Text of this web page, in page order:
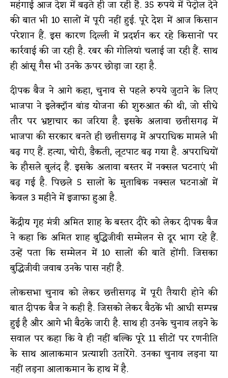
महंगाई आज देश में बढ़ते ही जा रही है. 35 रुपये में पेट्रोल देने
की बात भी 10 सालों में पूरी नहीं हुई. पूरे देश में आज किसान
परेशान हैं. इस कारण दिल्ली में प्रदर्शन कर रहे किसानों पर
कार्रवाई की जा रही है. रबर की गोलियां चलाई जा रही हैं. साथ
ही आंसू गैस भी उनके ऊपर छोड़ा जा रहा है.
दीपक बैज ने आगे कहा, चुनाव से पहले रुपये जुटाने के लिए
भाजपा ने इलेक्ट्रॉन बांड योजना की शुरुआत की थी, जो सीधे
तौर पर भ्रष्टाचार का जरिया है. इसके अलावा छत्तीसगढ़ में
भाजपा की सरकार बनते ही छत्तीसगढ़ में अपराधिक मामले भी
बढ़ गए हैं. हत्या, चोरी, डैकती, लूटपाट बढ़ गया है. अपराधियों
के हौसले बुलंद हैं. इसके अलावा बस्तर में नक्सल घटनाएं भी
बढ़ गई है. पिछले 5 सालों के मुताबिक नक्सल घटनाओं में
केवल 3 महीने में इजाफा हुआ है.
केंद्रीय गृह मंत्री अमित शाह के बस्तर दौरे को लेकर दीपक बैज
ने कहा कि अमित शाह बुद्धिजीवी सम्मेलन से दूर भाग रहे हैं.
उन्हें पता कि सम्मेलन में 10 सालों की बातें होंगी. जिसका
बुद्धिजीवी जवाब उनके पास नहीं है.
लोकसभा चुनाव को लेकर छत्तीसगढ़ में पूरी तैयारी होने की
बात दीपक बैज ने कही है. जिसको लेकर बैठकें भी आधी सम्पन्न
हुई है और आगे भी बैठके जारी है. साथ ही उनके चुनाव लड़ने के
सवाल पर कहा कि वे ही नहीं बल्कि पूरे 11 सीटों पर रणनीति
के साथ आलाकमान प्रत्याशी उतारेंगे. उनका चुनाव लड़ना या
नहीं लड़ना आलाकमान के हाथ में है.